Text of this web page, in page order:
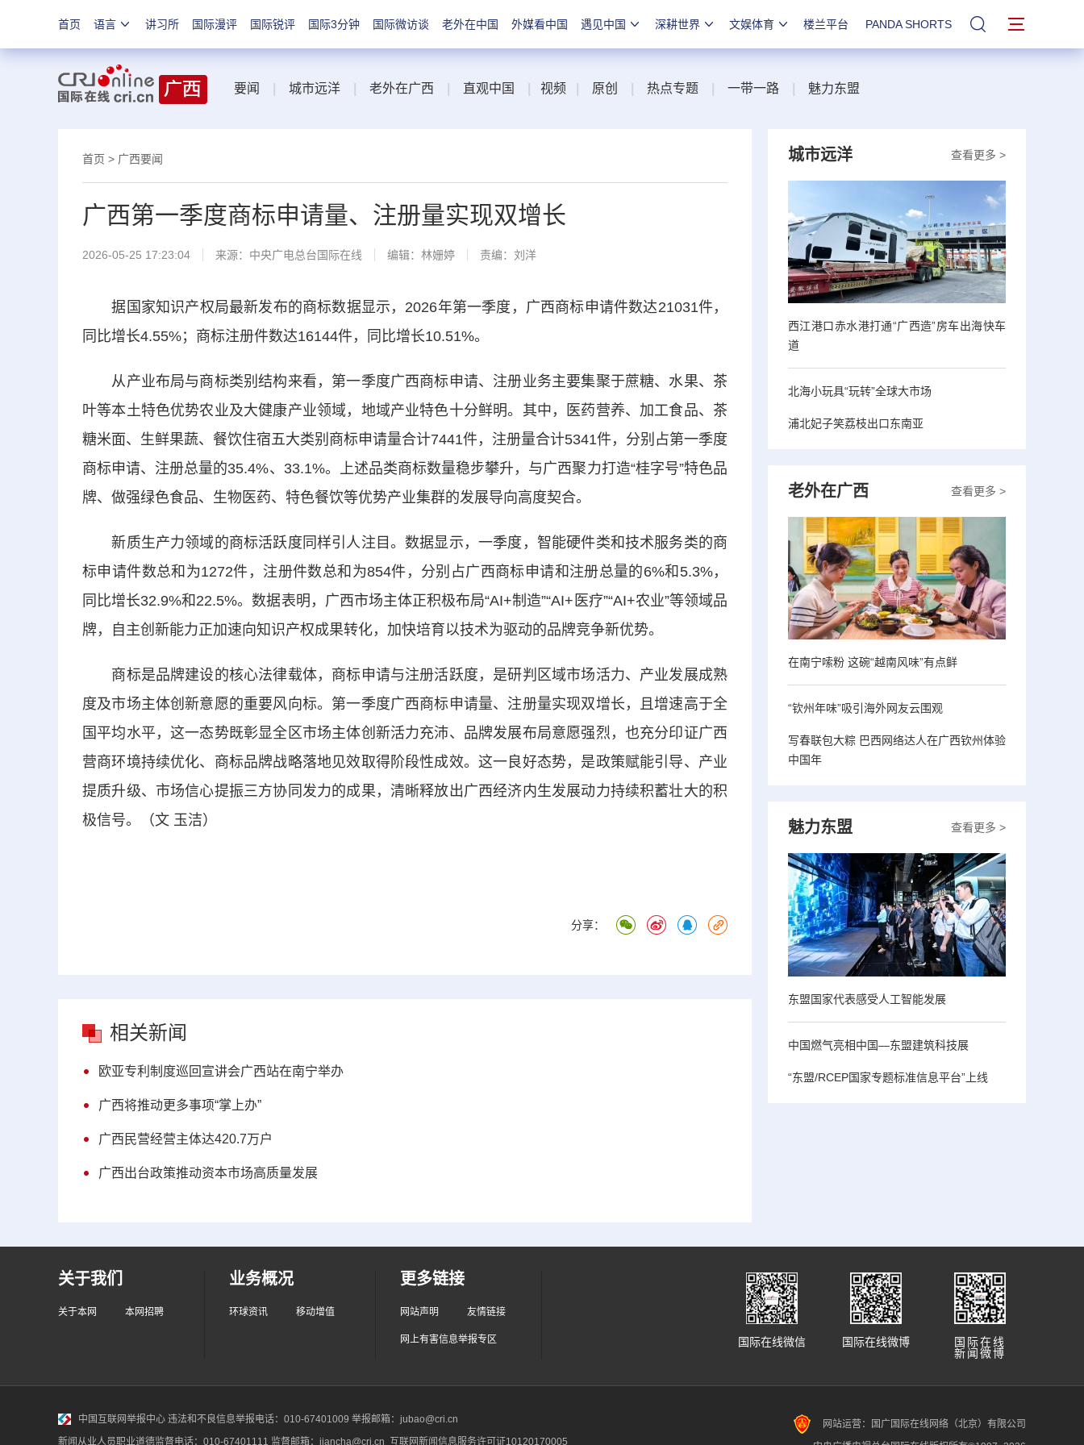
首页 语言 讲习所 国际漫评 国际锐评 国际3分钟 国际微访谈 老外在中国 外媒看中国 遇见中国 深耕世界 文娱体育 楼兰平台 PANDA SHORTS 站内搜索
要闻 城市远洋 老外在广西 直观中国 视频 原创 热点专题 一带一路 魅力东盟
首页 > 广西要闻
广西第一季度商标申请量、注册量实现双增长
2026-05-25 17:23:04 来源：中央广电总台国际在线 编辑：林姗婷 责编：刘洋
据国家知识产权局最新发布的商标数据显示，2026年第一季度，广西商标申请件数达21031件，
同比增长4.55%；商标注册件数达16144件，同比增长10.51%。
从产业布局与商标类别结构来看，第一季度广西商标申请、注册业务主要集聚于蔗糖、水果、茶
叶等本土特色优势农业及大健康产业领域，地域产业特色十分鲜明。其中，医药营养、加工食品、茶
糖米面、生鲜果蔬、餐饮住宿五大类别商标申请量合计7441件，注册量合计5341件，分别占第一季度
商标申请、注册总量的35.4%、33.1%。上述品类商标数量稳步攀升，与广西聚力打造“桂字号”特色品
牌、做强绿色食品、生物医药、特色餐饮等优势产业集群的发展导向高度契合。
新质生产力领域的商标活跃度同样引人注目。数据显示，一季度，智能硬件类和技术服务类的商
标申请件数总和为1272件，注册件数总和为854件，分别占广西商标申请和注册总量的6%和5.3%，
同比增长32.9%和22.5%。数据表明，广西市场主体正积极布局“AI+制造”“AI+医疗”“AI+农业”等领域品
牌，自主创新能力正加速向知识产权成果转化，加快培育以技术为驱动的品牌竞争新优势。
商标是品牌建设的核心法律载体，商标申请与注册活跃度，是研判区域市场活力、产业发展成熟
度及市场主体创新意愿的重要风向标。第一季度广西商标申请量、注册量实现双增长，且增速高于全
国平均水平，这一态势既彰显全区市场主体创新活力充沛、品牌发展布局意愿强烈，也充分印证广西
营商环境持续优化、商标品牌战略落地见效取得阶段性成效。这一良好态势，是政策赋能引导、产业
提质升级、市场信心提振三方协同发力的成果，清晰释放出广西经济内生发展动力持续积蓄壮大的积
极信号。（文 玉洁）
分享：
相关新闻
欧亚专利制度巡回宣讲会广西站在南宁举办
广西将推动更多事项“掌上办”
广西民营经营主体达420.7万户
广西出台政策推动资本市场高质量发展
查看更多 >
城市远洋
西江港口赤水港打通“广西造”房车出海快车
道
北海小玩具“玩转”全球大市场
浦北妃子笑荔枝出口东南亚
查看更多 >
老外在广西
在南宁嗦粉 这碗“越南风味”有点鲜
“钦州年味”吸引海外网友云围观
写春联包大粽 巴西网络达人在广西钦州体验
中国年
查看更多 >
魅力东盟
东盟国家代表感受人工智能发展
中国燃气亮相中国—东盟建筑科技展
“东盟/RCEP国家专题标准信息平台”上线
关于我们
关于本网 本网招聘
业务概况
环球资讯 移动增值
更多链接
网站声明 友情链接
网上有害信息举报专区
国际在线
新闻微博
国际在线微博
国际在线微信
中国互联网举报中心 违法和不良信息举报电话：010-67401009 举报邮箱：jubao@cri.cn
新闻从业人员职业道德监督电话：010-67401111 监督邮箱：jiancha@cri.cn 互联网新闻信息服务许可证10120170005
网站运营：国广国际在线网络（北京）有限公司